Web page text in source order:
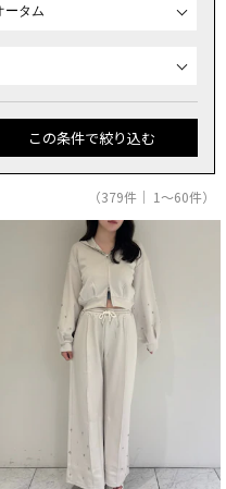
この条件で絞り込む
（379件｜ 1～60件）